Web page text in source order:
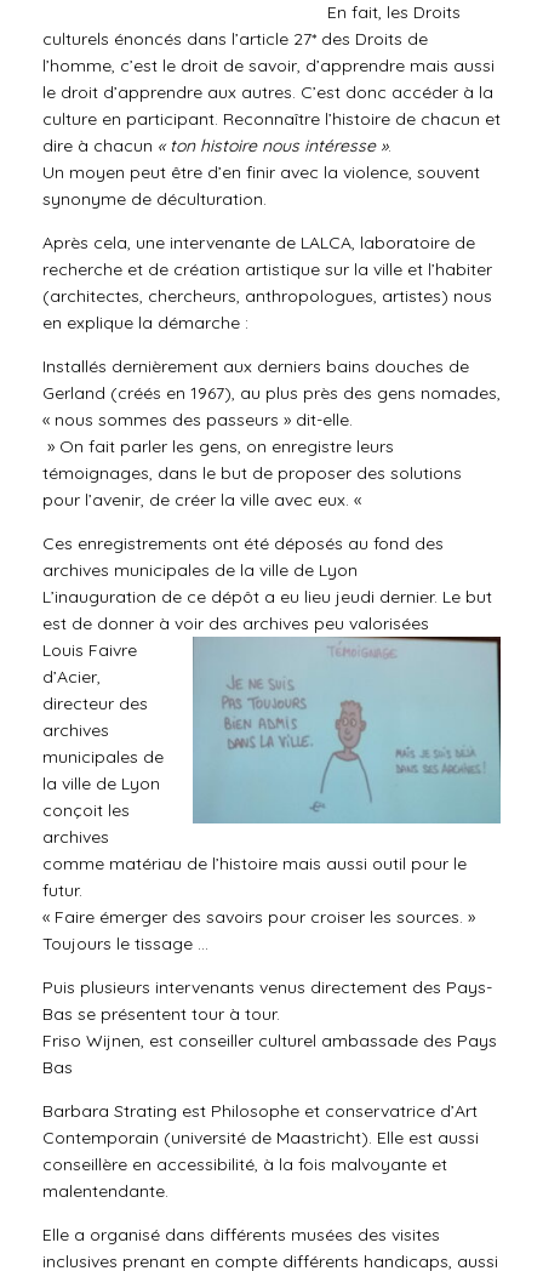
En fait, les Droits
culturels énoncés dans l’article 27* des Droits de
l’homme, c’est le droit de savoir, d’apprendre mais aussi
le droit d’apprendre aux autres. C’est donc accéder à la
culture en participant. Reconnaître l’histoire de chacun et
dire à chacun « ton histoire nous intéresse ».
Un moyen peut être d’en finir avec la violence, souvent
synonyme de déculturation.
Après cela, une intervenante de LALCA, laboratoire de
recherche et de création artistique sur la ville et l’habiter
(architectes, chercheurs, anthropologues, artistes) nous
en explique la démarche :
Installés dernièrement aux derniers bains douches de
Gerland (créés en 1967), au plus près des gens nomades,
« nous sommes des passeurs » dit-elle.
» On fait parler les gens, on enregistre leurs
témoignages, dans le but de proposer des solutions
pour l’avenir, de créer la ville avec eux. «
Ces enregistrements ont été déposés au fond des
archives municipales de la ville de Lyon
L’inauguration de ce dépôt a eu lieu jeudi dernier. Le but
est de donner à voir des archives peu valorisées
Louis Faivre
d’Acier,
directeur des
archives
municipales de
la ville de Lyon
conçoit les
archives
comme matériau de l’histoire mais aussi outil pour le
futur.
« Faire émerger des savoirs pour croiser les sources. »
Toujours le tissage …
Puis plusieurs intervenants venus directement des Pays-
Bas se présentent tour à tour.
Friso Wijnen, est conseiller culturel ambassade des Pays
Bas
Barbara Strating est Philosophe et conservatrice d’Art
Contemporain (université de Maastricht). Elle est aussi
conseillère en accessibilité, à la fois malvoyante et
malentendante.
Elle a organisé dans différents musées des visites
inclusives prenant en compte différents handicaps, aussi